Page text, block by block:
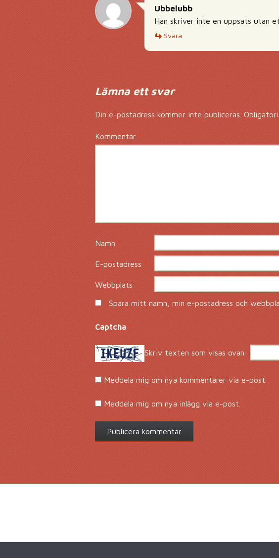
Ubbelubb
Han skriver inte en uppsats utan
Svara
Lämna ett svar
Din e-postadress kommer inte publiceras.
Kommentar*
Namn*
E-postadress*
Webbplats
Spara mitt namn, min e-postadress och
Captcha*
Skriv texten som visas ovan:
Meddela mig om nya kommentarer via e-post.
Meddela mig om nya inlägg via e-post.